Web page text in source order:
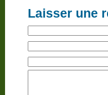
Laisser une